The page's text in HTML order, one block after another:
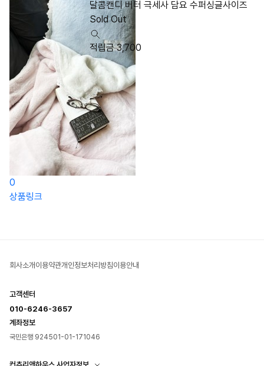
0
달콤캔디 버터 극세사 담요 수퍼싱글사이즈
Sold Out
적립금 3,700
상품링크
회사소개 이용약관개인정보처리방침이용안내
고객센터
010-6246-3657
계좌정보
국민은행 924501-01-171046